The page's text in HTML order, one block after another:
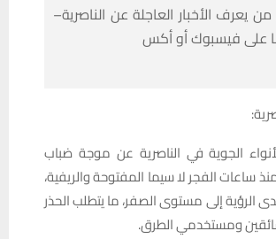
يعرف الأخبار العاجلة عن الناصرية–
على فيسبوك أو أكس
الجوية في الناصرية عن موجة ضباب
ساعات الفجر لا سيما المفتوحة والريفية،
إلى مستوى الصفر، ما يتطلب الحذر
ومستخدمي الطرق.